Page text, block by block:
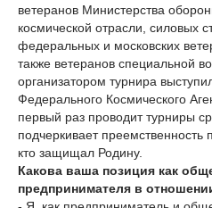
ветеранов Министерства
космической отрасли, силовых
федеральных и московских
также ветеранов специальной
организатором турнира
Федерального Космического
первый раз проводит турниры
подчеркивает преемственность
кто защищал Родину.
Какова ваша позиция как
предпринимателя в